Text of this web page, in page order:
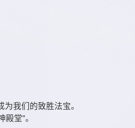
我们的致胜法宝。
堂”。